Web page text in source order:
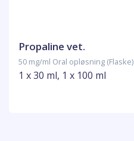
Propaline vet.
50 mg/ml Oral opløsning (Flaske)
1 x 30 ml, 1 x 100 ml